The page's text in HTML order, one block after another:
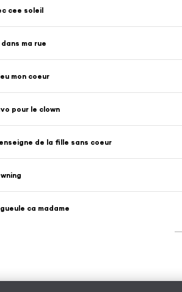
cee soleil
dans ma rue
mon coeur
pour le clown
de la fille sans coeur
ca madame